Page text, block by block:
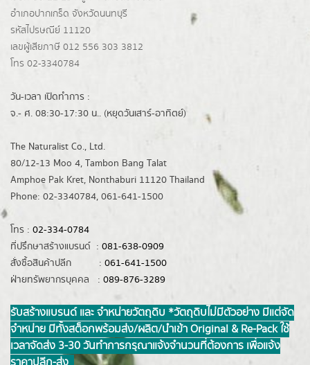
อำเภอปากเกร็ด จังหวัดนนทบุรี
รหัสไปรษณีย์ 11120
เลขผู้เสียภาษี 012 556 303 3812
โทร 02-3340784
วัน-เวลา เปิดทำการ :
จ.- ศ. 08:30-17:30 น.. (หยุดวันเสาร์-อาทิตย์)
The Naturalist Co., Ltd.
80/12-13 Moo 4, Tambon Bang Talat
Amphoe Pak Kret, Nonthaburi 11120 Thailand
Phone: 02-3340784, 061-641-1500
โทร : 02-334-0784
ที่ปรึกษาสร้างแบรนด์ : 081-638-0909
สั่งซื้อสินค้าปลีก : 061-641-1500
ฝ่ายทรัพยากรบุคคล : 089-876-3289
รับสร้างแบรนด์ และ จำหน่ายวัตถุดิบ *วัตถุดิบไม่มีตัวอย่าง มีแต่จัด
จำหน่าย มีทั้งสต็อกพร้อมส่ง/ผลิต/นำเข้า Original & Re-Pack ใช้
เวลาจัดส่ง 3-30 วันทำการ กรุณาแจ้งจำนวนที่ต้องการ เพื่อแจ้ง